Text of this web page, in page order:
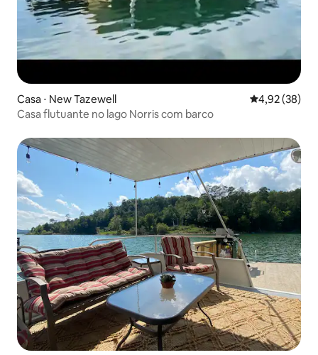
Casa ⋅ New Tazewell 4,92 de uma
4,92 (38)
Casa flutuante no lago Norris com barco